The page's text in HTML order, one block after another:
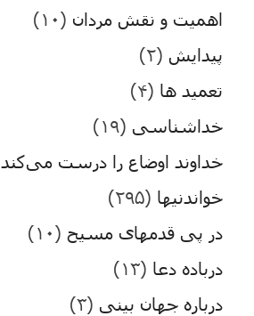
اهمیت و نقش مردان (۱۰)
پیدایش (۲)
تعمید ها (۴)
خداشناسی (۱۹)
خداوند اوضاع را درست می‌کند
خواندنیها (۲۹۵)
در پی قدمهای مسیح (۱۰)
درباده دعا (۱۳)
درباره جهان بینی (۳)